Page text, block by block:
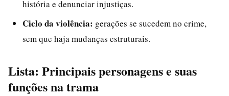
história e denunciar injustiças.
Ciclo da violência: gerações se sucedem no crime,
sem que haja mudanças estruturais.
Lista: Principais personagens e suas
funções na trama